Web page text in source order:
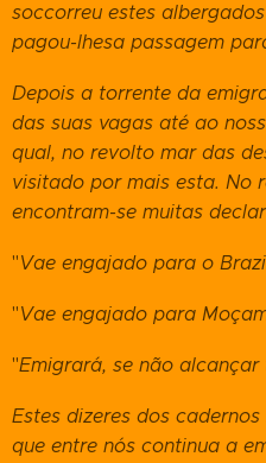
soccorreu estes
pagou-lhesa passagem
Depois a torrente da
das suas vagas até ao
qual, no revolto mar das
visitado por mais esta. No
encontram-se muitas
"Vae engajado para o
"Vae engajado para
"Emigrará, se não
Estes dizeres dos
que entre nós continua a